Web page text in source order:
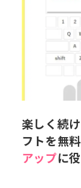
楽しく続
フトを無
アップに